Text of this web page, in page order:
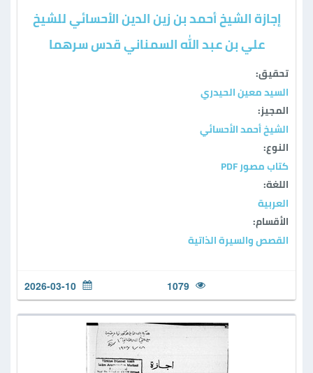
إجازة الشيخ أحمد بن زين الدين الأحسائي للشيخ
علي بن عبد الله السمناني قدس سرهما
تحقيق:
السيد معين الحيدري
المجيز:
الشيخ أحمد الأحسائي
النوع:
كتاب مصور PDF
اللغة:
العربية
الأقسام:
القصص والسيرة الذاتية
1079
2026-03-10